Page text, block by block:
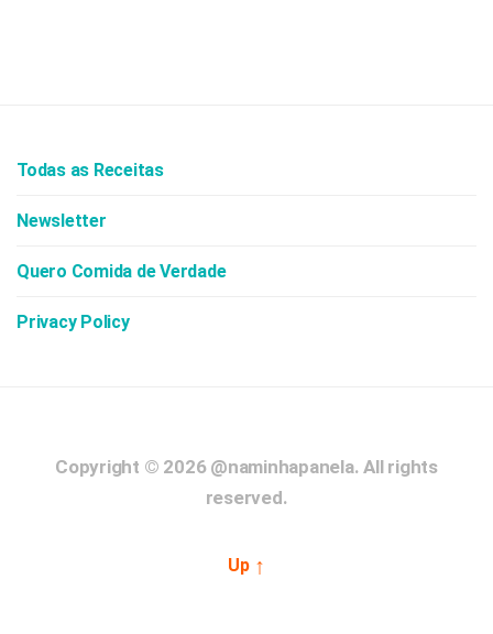
Todas as Receitas
Newsletter
Quero Comida de Verdade
Privacy Policy
Copyright © 2026 @naminhapanela.All rights
reserved.
Up ↑